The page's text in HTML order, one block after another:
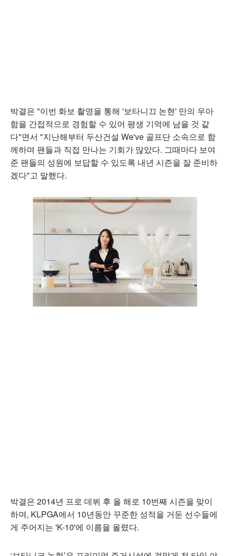
박결은 "이번 화보 촬영을 통해 '보타니끄 논현' 만의 우아
함을 간접적으로 경험할 수 있어 평생 기억에 남을 것 같
다"면서 "지난해부터 두산건설 We've 골프단 소속으로 함
께하며 팬들과 직접 만나는 기회가 많았다. 그때마다 보여
준 팬들의 성원에 보답할 수 있도록 내년 시즌을 잘 준비하
겠다"고 말했다.
박결은 2014년 프로 데뷔 후 올 해로 10번째 시즌을 맞이
하며, KLPGA에서 10년동안 꾸준한 성적을 거둔 선수들에
게 주어지는 'K-10'에 이름을 올렸다.